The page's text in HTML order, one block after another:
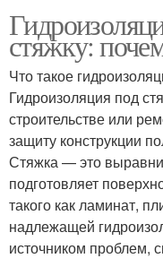
стяжку:
Что такое
Гидроизоляция под
строительстве или
защиту конструкции
Стяжка — это
подготовляет
такого как ламинат,
надлежащей
источником проблем,